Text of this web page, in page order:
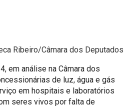
Ribeiro/Câmara dos Deputados
em análise na Câmara dos
de luz, água e gás
em hospitais e laboratórios
seres vivos por falta de